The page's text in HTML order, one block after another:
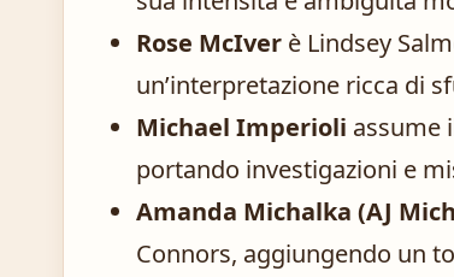
Rose McIver è Lindsey
un’interpretazione ricca di
Michael Imperioli assume
portando investigazioni e
Amanda Michalka (AJ
Connors, aggiungendo un